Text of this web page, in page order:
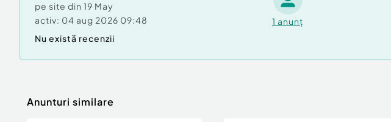
pe site din 19 May
activ: 04 aug 2026 09:48 1 anunț
Nu există recenzii
Anunturi similare